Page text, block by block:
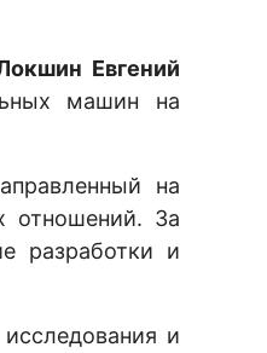
Евгений
машин на
на
отношений. За
разработки и
и